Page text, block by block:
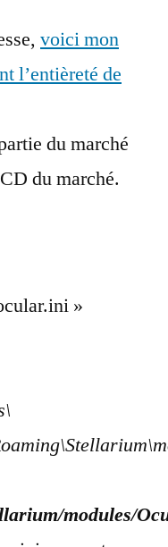
voici mon
l’entièreté de
du marché
du marché.
»
modules/